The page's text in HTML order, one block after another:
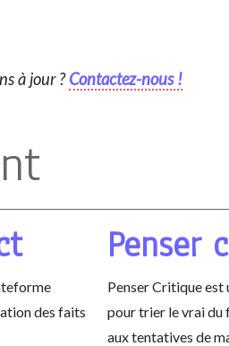
à jour ?Contactez-nous !
des faits
Penser
Penser Critique est
pour trier le vrai du
aux tentatives de